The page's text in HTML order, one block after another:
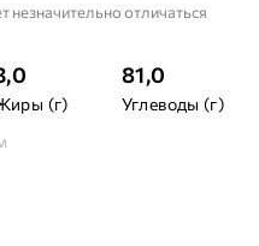
отличаться
(г)
81,0
Углеводы (г)